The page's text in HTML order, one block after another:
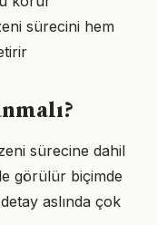
sürecini hem
sürecine dahil
görülür biçimde
aslında çok